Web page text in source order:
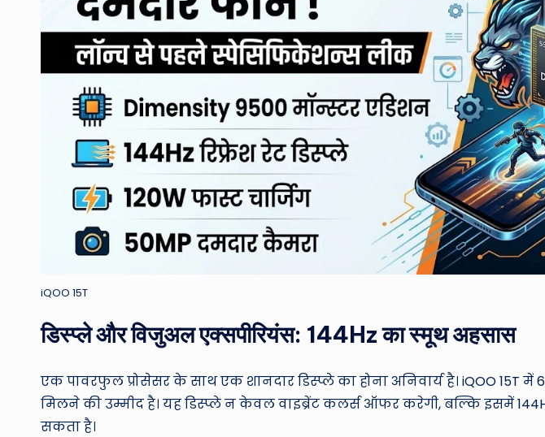
iQOO 15T
डिस्प्ले और विजुअल एक्सपीरियंस: 144Hz का स्मूथ अहसास
एक पावरफुल प्रोसेसर के साथ एक शानदार डिस्प्ले का होना अनिवार्य है। iQOO 15T में
मिलने की उम्मीद है। यह डिस्प्ले न केवल वाइब्रेंट कलर्स ऑफर करेगी, बल्कि इसमें
सकता है।